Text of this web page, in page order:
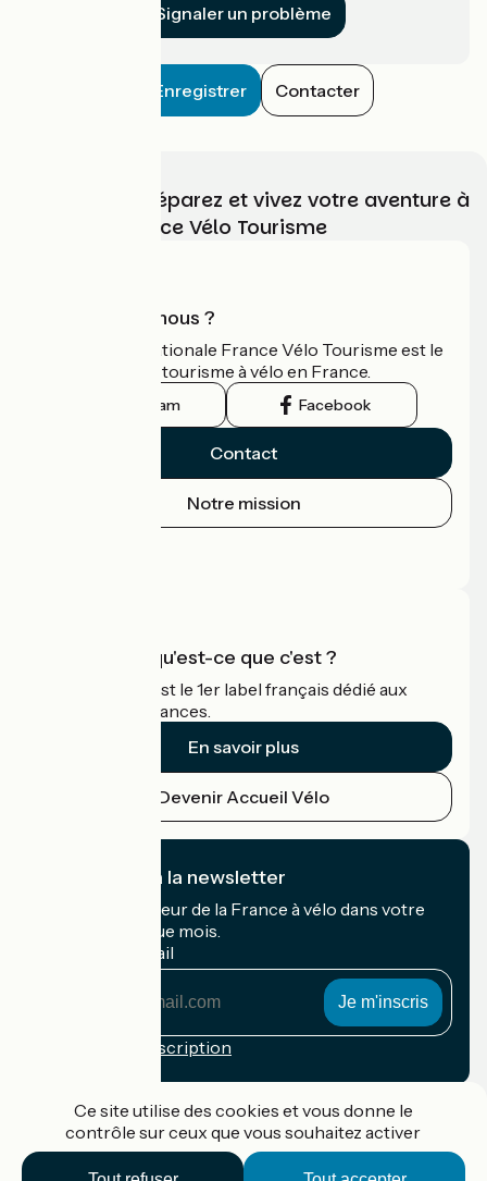
Signaler un problème
Enregistrer Contacter
Choisissez, préparez et vivez votre aventure à
vélo avec France Vélo Tourisme
Qui sommes-nous ?
L'association nationale France Vélo Tourisme est le
guide officiel du tourisme à vélo en France.
Instagram Facebook
Contact
Notre mission
Accueil Vélo qu'est-ce que c'est ?
Accueil Vélo c'est le 1er label français dédié aux
cyclistes en vacances.
En savoir plus
Devenir Accueil Vélo
Je m'abonne à la newsletter
Recevez le meilleur de la France à vélo dans votre
boîte mail chaque mois.
Mon adresse mail
Conditions d'inscription
Ce site utilise des cookies et vous donne le
contrôle sur ceux que vous souhaitez activer